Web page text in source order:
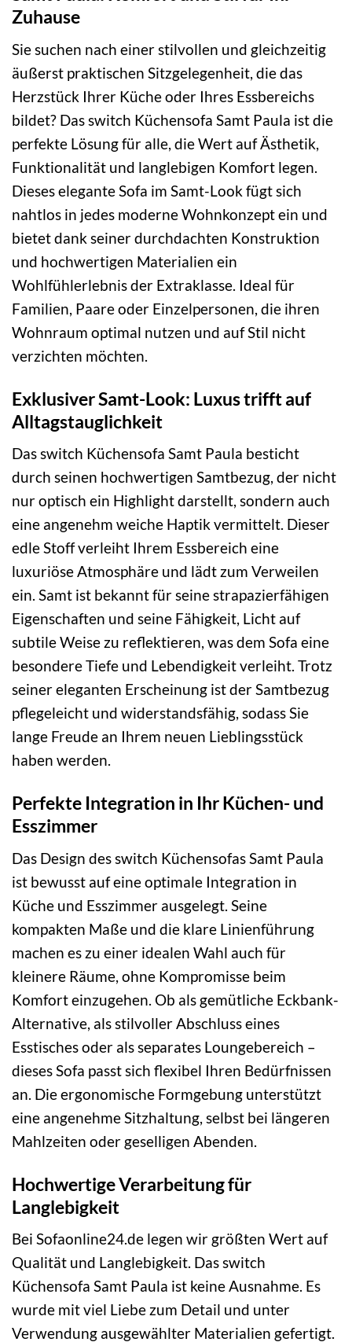
Zuhause
Sie suchen nach einer stilvollen und gleichzeitig
äußerst praktischen Sitzgelegenheit, die das
Herzstück Ihrer Küche oder Ihres Essbereichs
bildet? Das switch Küchensofa Samt Paula ist die
perfekte Lösung für alle, die Wert auf Ästhetik,
Funktionalität und langlebigen Komfort legen.
Dieses elegante Sofa im Samt-Look fügt sich
nahtlos in jedes moderne Wohnkonzept ein und
bietet dank seiner durchdachten Konstruktion
und hochwertigen Materialien ein
Wohlfühlerlebnis der Extraklasse. Ideal für
Familien, Paare oder Einzelpersonen, die ihren
Wohnraum optimal nutzen und auf Stil nicht
verzichten möchten.
Exklusiver Samt-Look: Luxus trifft auf
Alltagstauglichkeit
Das switch Küchensofa Samt Paula besticht
durch seinen hochwertigen Samtbezug, der nicht
nur optisch ein Highlight darstellt, sondern auch
eine angenehm weiche Haptik vermittelt. Dieser
edle Stoff verleiht Ihrem Essbereich eine
luxuriöse Atmosphäre und lädt zum Verweilen
ein. Samt ist bekannt für seine strapazierfähigen
Eigenschaften und seine Fähigkeit, Licht auf
subtile Weise zu reflektieren, was dem Sofa eine
besondere Tiefe und Lebendigkeit verleiht. Trotz
seiner eleganten Erscheinung ist der Samtbezug
pflegeleicht und widerstandsfähig, sodass Sie
lange Freude an Ihrem neuen Lieblingsstück
haben werden.
Perfekte Integration in Ihr Küchen- und
Esszimmer
Das Design des switch Küchensofas Samt Paula
ist bewusst auf eine optimale Integration in
Küche und Esszimmer ausgelegt. Seine
kompakten Maße und die klare Linienführung
machen es zu einer idealen Wahl auch für
kleinere Räume, ohne Kompromisse beim
Komfort einzugehen. Ob als gemütliche Eckbank-
Alternative, als stilvoller Abschluss eines
Esstisches oder als separates Loungebereich –
dieses Sofa passt sich flexibel Ihren Bedürfnissen
an. Die ergonomische Formgebung unterstützt
eine angenehme Sitzhaltung, selbst bei längeren
Mahlzeiten oder geselligen Abenden.
Hochwertige Verarbeitung für
Langlebigkeit
Bei Sofaonline24.de legen wir größten Wert auf
Qualität und Langlebigkeit. Das switch
Küchensofa Samt Paula ist keine Ausnahme. Es
wurde mit viel Liebe zum Detail und unter
Verwendung ausgewählter Materialien gefertigt.